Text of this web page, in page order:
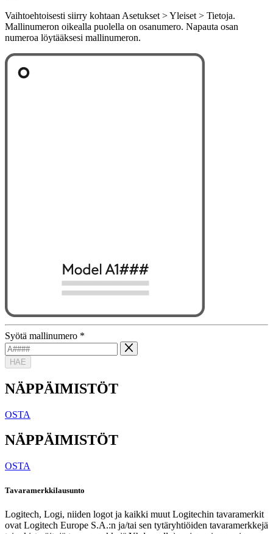
Vaihtoehtoisesti siirry kohtaan Asetukset > Yleiset > Tietoja.
Mallinumeron oikealla puolella on osanumero. Napauta osan
numeroa löytääksesi mallinumeron.
Syötä mallinumero *
HAE
NÄPPÄIMISTÖT
OSTA
NÄPPÄIMISTÖT
OSTA
Tavaramerkkilausunto
Logitech, Logi, niiden logot ja kaikki muut Logitechin tavaramerkit
ovat Logitech Europe S.A.:n ja/tai sen tytäryhtiöiden tavaramerkkejä